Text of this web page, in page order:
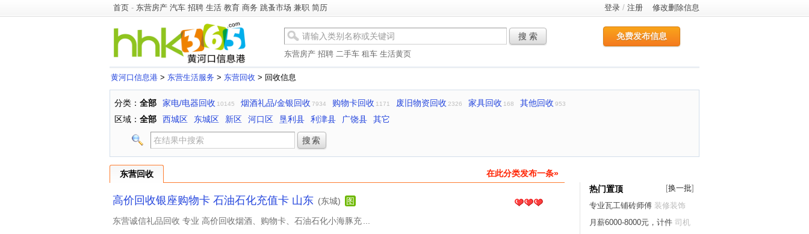
首页 - 东营房产 汽车 招聘 生活 教育 商务 跳蚤市场 兼职 简历 登录 / 注册 修改删除信息
搜 索 免费发布信息
东营房产 招聘 二手车 租车 生活黄页
黄河口信息港 > 东营生活服务 > 东营回收 > 回收信息
分类： 全部 家电/电器回收 10145 烟酒礼品/金银回收 7934 购物卡回收 1171 废旧物资回收 2326 家具回收 168 其他回收 953
区域： 全部 西城区 东城区 新区 河口区 垦利县 利津县 广饶县 其它
东营回收 在此分类发布一条»
高价回收银座购物卡 石油石化充值卡 山东 (东城) 图
东营诚信礼品回收 专业 高价回收烟酒、购物卡、石油石化小海豚充
热门置顶 [换一批]
专业瓦工铺砖师傅 装修装饰
月薪6000-8000元，计件 司机